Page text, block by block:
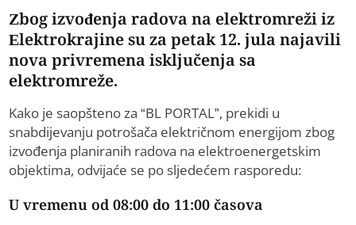
Zbog izvođenja radova na elektromreži iz
Elektrokrajine su za petak 12. jula najavili
nova privremena isključenja sa
elektromreže.
Kako je saopšteno za “BL PORTAL”, prekidi u
snabdijevanju potrošača električnom energijom zbog
izvođenja planiranih radova na elektroenergetskim
objektima, odvijaće se po sljedećem rasporedu:
U vremenu od 08:00 do 11:00 časova